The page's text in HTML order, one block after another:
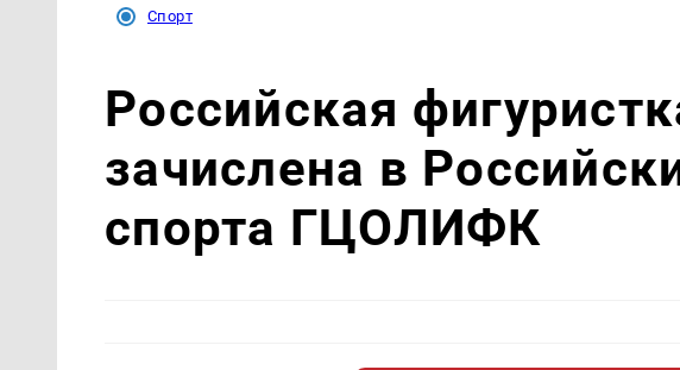
Спорт
Российская
зачислена в
спорта ГЦОЛИФК